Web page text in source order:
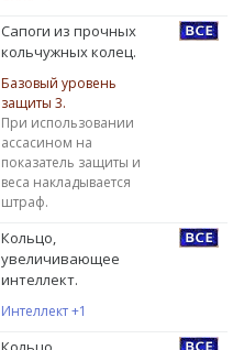
Сапоги из прочных
кольчужных колец.
Базовый уровень
защиты 3.
При использовании
ассасином на
показатель защиты и
веса накладывается
штраф.
Кольцо,
увеличивающее
интеллект.
Интеллект +1